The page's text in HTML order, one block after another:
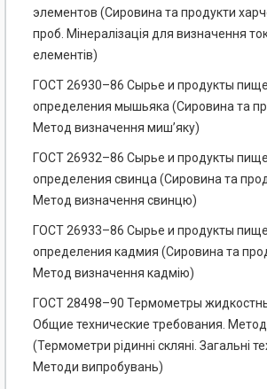
элементов (Сировина та продукти
проб. Мінералізація для визначення
елементів)
ГОСТ 26930–86 Сырье и продукты
определения мышьяка (Сировина та
Метод визначення миш’яку)
ГОСТ 26932–86 Сырье и продукты
определения свинца (Сировина та
Метод визначення свинцю)
ГОСТ 26933–86 Сырье и продукты
определения кадмия (Сировина та
Метод визначення кадмію)
ГОСТ 28498–90 Термометры
Общие технические требования.
(Термометри рідинні скляні. Загальні
Методи випробувань)